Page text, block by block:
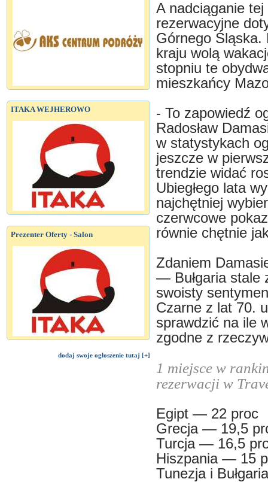
ITAKA WEJHEROWO
Prezenter Oferty - Salon
dodaj swoje ogłoszenie tutaj [+]
A nadciąganie
rezerwacyjne
Górnego Śląska.
kraju wolą
stopniu te
mieszkańcy
- To zapowiedź
Radosław
w statystykach
jeszcze w
trendzie widać
Ubiegłego lata
najchętniej
czerwcowe
równie chętnie
Zdaniem
— Bułgaria stale
swoisty
Czarne z lat 70.
sprawdzić na ile
zgodne z
1 miejsce w
rezerwacji w
Egipt — 22 proc
Grecja — 19,5
Turcja — 16,5
Hiszpania — 15
Tunezja i